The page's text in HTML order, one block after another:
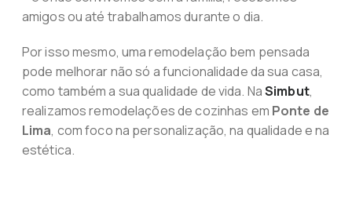
amigos ou até trabalhamos durante o dia.
Por isso mesmo, uma remodelação bem pensada
pode melhorar não só a funcionalidade da sua casa,
como também a sua qualidade de vida. NaSimbut,
realizamos remodelações de cozinhas em Ponte de
Lima, com foco na personalização, na qualidade e na
estética.